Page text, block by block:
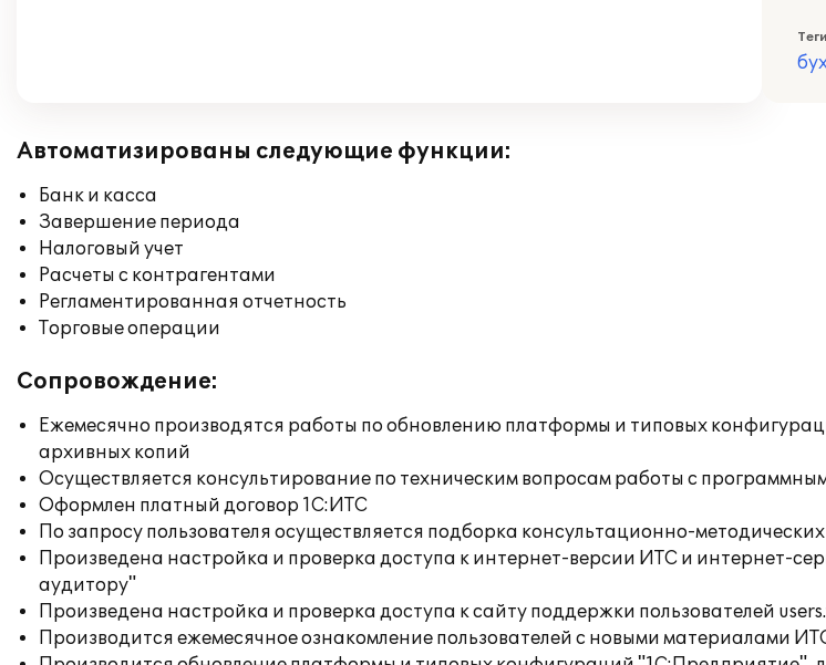
Теги
Автоматизированы следующие функции:
Банк и касса
Завершение периода
Налоговый учет
Расчеты с контрагентами
Регламентированная отчетность
Торговые операции
Сопровождение:
Ежемесячно производятся работы по обновлению платформы и типовых
архивных копий
Осуществляется консультирование по техническим вопросам работы с
Оформлен платный договор 1С:ИТС
По запросу пользователя осуществляется подборка консультационно-
Произведена настройка и проверка доступа к интернет-версии ИТС и интернет-
аудитору"
Произведена настройка и проверка доступа к сайту поддержки пользователей
Производится ежемесячное ознакомление пользователей с новыми материалами